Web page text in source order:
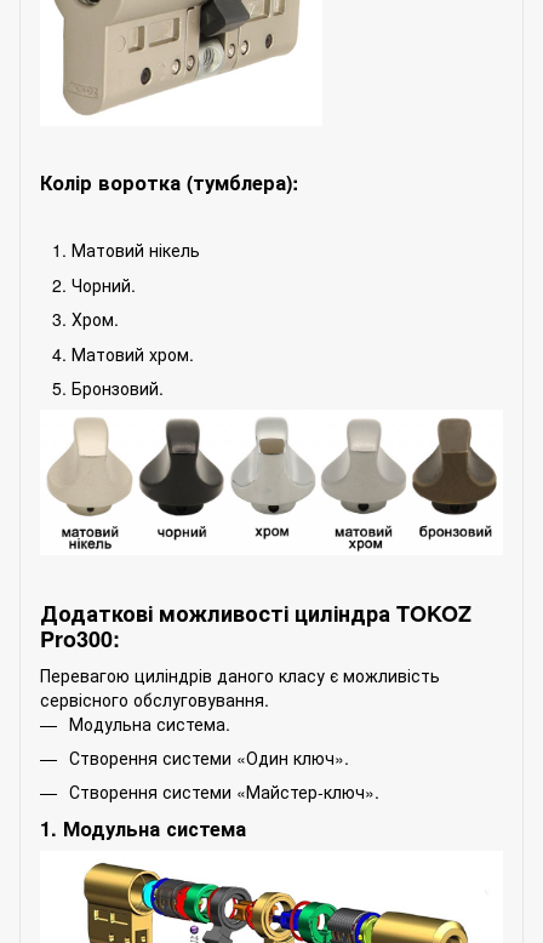
Колір воротка (тумблера):
Матовий нікель
Чорний.
Хром.
Матовий хром.
Бронзовий.
Додаткові можливості циліндра TOKOZ
Pro300:
Перевагою циліндрів даного класу є можливість
сервісного обслуговування.
Модульна система.
Створення системи «Один ключ».
Створення системи «Майстер-ключ».
1. Модульна система